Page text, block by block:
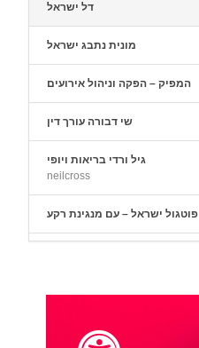
דל ישראל
מונית נתבג ישראל
המפיק – הפקה וניהול אירועים
שי דבורה עורך דין
גיל ורדי בריאות ויופי
neilcross
פוטגול ישראל – עם מנגינת רקע